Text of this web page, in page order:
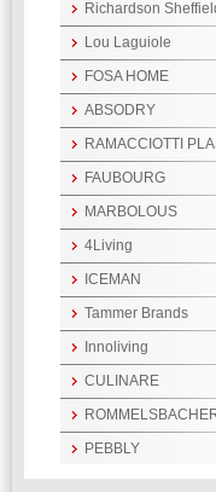
Richardson
Lou Laguiole
FOSA HOME
ABSODRY
RAMACCIOTTI
FAUBOURG
MARBOLOUS
4Living
ICEMAN
Tammer Brands
Innoliving
CULINARE
PEBBLY